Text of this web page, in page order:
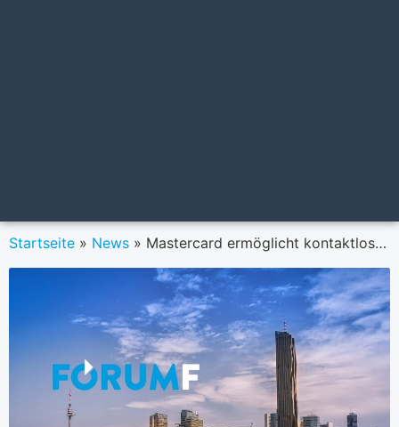
Startseite » News » Mastercard ermöglicht kontaktlose Kartenzahlungen bei DerMann